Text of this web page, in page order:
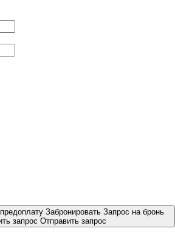
Забронировать Запрос на бронь
запрос Отправить запрос